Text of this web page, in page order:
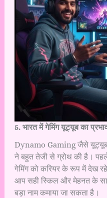
5. भारत में गेमिंग यूट्यूब का
Dynamo Gaming जैसे
ने बहुत तेजी से ग्रोथ की है।
गेमिंग को करियर के रूप में देख
आप सही स्किल और मेहनत के
बड़ा नाम कमाया जा सकता है।